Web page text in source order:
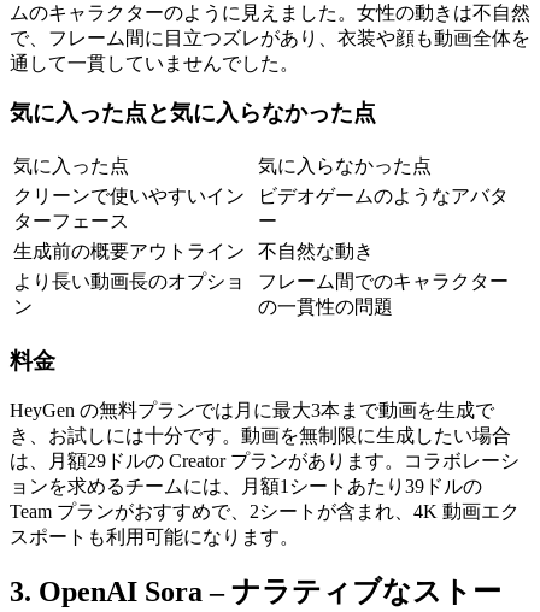
ムのキャラクターのように見えました。女性の動きは不自然
で、フレーム間に目立つズレがあり、衣装や顔も動画全体を
通して一貫していませんでした。
気に入った点と気に入らなかった点
気に入った点
気に入らなかった点
クリーンで使いやすいイン
ターフェース
ビデオゲームのようなアバタ
ー
生成前の概要アウトライン
不自然な動き
より長い動画長のオプショ
ン
フレーム間でのキャラクター
の一貫性の問題
料金
HeyGen の無料プランでは月に最大3本まで動画を生成で
き、お試しには十分です。動画を無制限に生成したい場合
は、月額29ドルの Creator プランがあります。コラボレーシ
ョンを求めるチームには、月額1シートあたり39ドルの
Team プランがおすすめで、2シートが含まれ、4K 動画エク
スポートも利用可能になります。
3. OpenAI Sora – ナラティブなストー